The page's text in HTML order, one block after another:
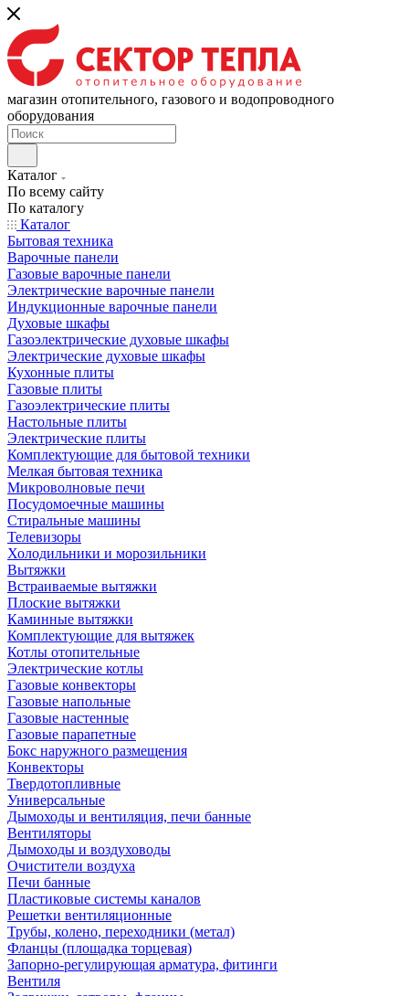
магазин отопительного, газового и водопроводного
оборудования
Каталог
По всему сайту
По каталогу
Каталог
Бытовая техника
Варочные панели
Газовые варочные панели
Электрические варочные панели
Индукционные варочные панели
Духовые шкафы
Газоэлектрические духовые шкафы
Электрические духовые шкафы
Кухонные плиты
Газовые плиты
Газоэлектрические плиты
Настольные плиты
Электрические плиты
Комплектующие для бытовой техники
Мелкая бытовая техника
Микроволновые печи
Посудомоечные машины
Стиральные машины
Телевизоры
Холодильники и морозильники
Вытяжки
Встраиваемые вытяжки
Плоские вытяжки
Каминные вытяжки
Комплектующие для вытяжек
Котлы отопительные
Электрические котлы
Газовые конвекторы
Газовые напольные
Газовые настенные
Газовые парапетные
Бокс наружного размещения
Конвекторы
Твердотопливные
Универсальные
Дымоходы и вентиляция, печи банные
Вентиляторы
Дымоходы и воздуховоды
Очистители воздуха
Печи банные
Пластиковые системы каналов
Решетки вентиляционные
Трубы, колено, переходники (метал)
Фланцы (площадка торцевая)
Запорно-регулирующая арматура, фитинги
Вентиля